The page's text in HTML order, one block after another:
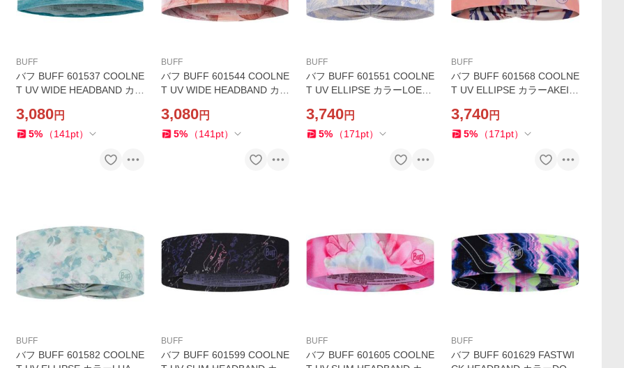
BUFF
バフ BUFF 601537 COOLNE
T UV WIDE HEADBAND カラ
UPF50 ランニング ジム ヨガ
ストレッチ スポーツ
3,080円
5% （141 pt）
BUFF
バフ BUFF 601544 COOLNE
T UV WIDE HEADBAND カラ
ンド UPF50 ランニング ジム
ヨガ ストレッチ スポーツ
3,080円
5% （141 pt）
BUFF
バフ BUFF 601551 COOLNE
T UV ELLIPSE カラーLOER
UPF50 ランニング ジム ヨガ
ストレッチ スポーツ
3,740円
5% （171 pt）
BUFF
バフ BUFF 601568 COOLNE
T UV ELLIPSE カラーAKEI
ランニング ジム ヨガ ストレ
ッチ スポーツ
3,740円
5% （171 pt）
BUFF
バフ BUFF 601582 COOLNE
BUFF
バフ BUFF 601599 COOLNE
BUFF
バフ BUFF 601605 COOLNE
BUFF
バフ BUFF 601629 FASTWI